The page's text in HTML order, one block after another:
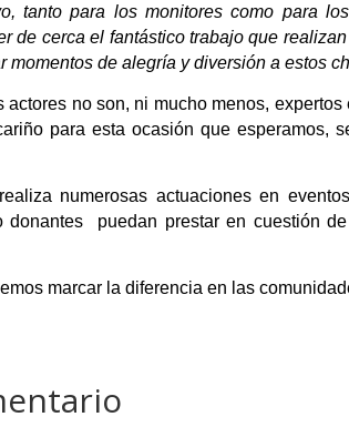
tanto para los monitores como para
de cerca el fantástico trabajo que
momentos de alegría y diversión a estos
actores no son, ni mucho menos,
para esta ocasión que esperamos,
numerosas actuaciones en
donantes puedan prestar en cuestión
marcar la diferencia en las